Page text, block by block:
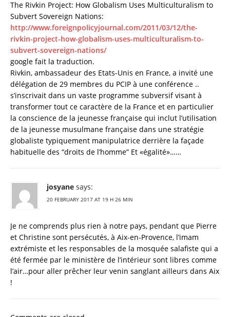
The Rivkin Project: How Globalism Uses Multiculturalism to
Subvert Sovereign Nations:
http://www.foreignpolicyjournal.com/2011/03/12/the-
rivkin-project-how-globalism-uses-multiculturalism-to-
subvert-sovereign-nations/
google fait la traduction.
Rivkin, ambassadeur des Etats-Unis en France, a invité une
délégation de 29 membres du PCIP à une conférence ..
s’inscrivait dans un vaste programme subversif visant à
transformer tout ce caractère de la France et en particulier
la conscience de la jeunesse française qui inclut l’utilisation
de la jeunesse musulmane française dans une stratégie
globaliste typiquement manipulatrice derrière la façade
habituelle des “droits de l’homme” Et «égalité»……
josyane says:
20 FEBRUARY 2017 AT 19 H 26 MIN
Je ne comprends plus rien à notre pays, pendant que Pierre
et Christine sont persécutés, à Aix-en-Provence, l’imam
extrémiste et les responsables de la mosquée salafiste qui a
été fermée par le ministère de l’intérieur sont libres comme
l’air…pour aller prêcher leur venin sanglant ailleurs dans Aix
!